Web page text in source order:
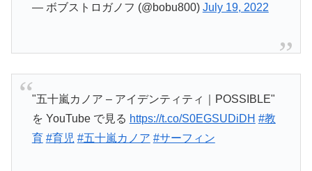
— ボブストロガノフ (@bobu800) July 19, 2022
"五十嵐カノア – アイデンティティ｜POSSIBLE"
を YouTube で見る https://t.co/S0EGSUDiDH #教
育 #育児 #五十嵐カノア #サーフィン